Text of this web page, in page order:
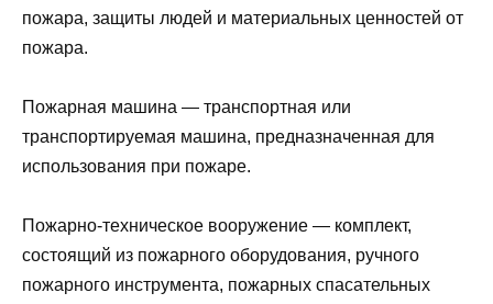
пожара, защиты людей и материальных ценностей от
пожара.
Пожарная машина — транспортная или
транспортируемая машина, предназначенная для
использования при пожаре.
Пожарно-техническое вооружение — комплект,
состоящий из пожарного оборудования, ручного
пожарного инструмента, пожарных спасательных